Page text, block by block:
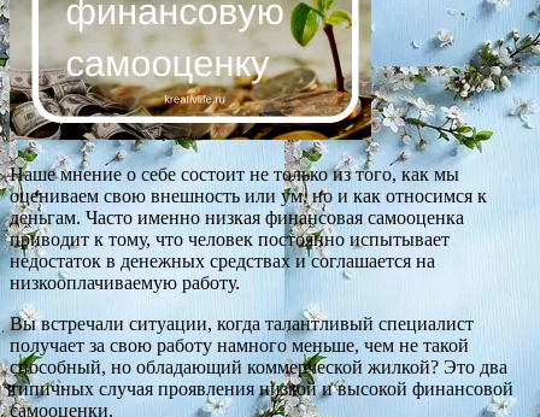
Наше мнение о себе состоит не только из того, как мы
оцениваем свою внешность или ум, но и как относимся к
деньгам. Часто именно низкая финансовая самооценка
приводит к тому, что человек постоянно испытывает
недостаток в денежных средствах и соглашается на
низкооплачиваемую работу.
Вы встречали ситуации, когда талантливый специалист
получает за свою работу намного меньше, чем не такой
способный, но обладающий коммерческой жилкой? Это два
типичных случая проявления низкой и высокой финансовой
самооценки.